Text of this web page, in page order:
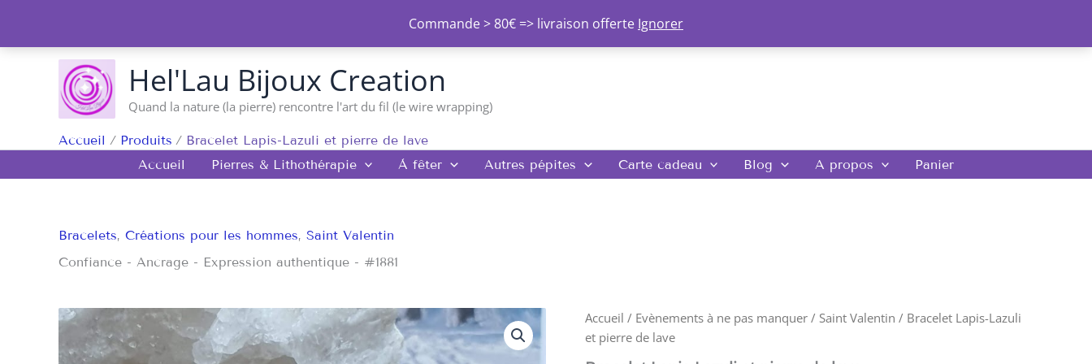
Commande > 80€ => livraison offerte Ignorer
contenu
Hel'Lau Bijoux Creation
Quand la nature (la pierre) rencontre l'art du fil (le wire wrapping)
Accueil Produits
Bracelet Lapis-Lazuli et pierre de lave
Accueil
Pierres & Lithothérapie À fêter Autres pépites Carte cadeau Blog A propos Panier
Bracelets, Créations pour les hommes, Saint Valentin
Confiance - Ancrage - Expression authentique - #1881
Accueil / Evènements à ne pas manquer / Saint Valentin / Bracelet Lapis-Lazuli
et pierre de lave
quantité
de
Bracelet